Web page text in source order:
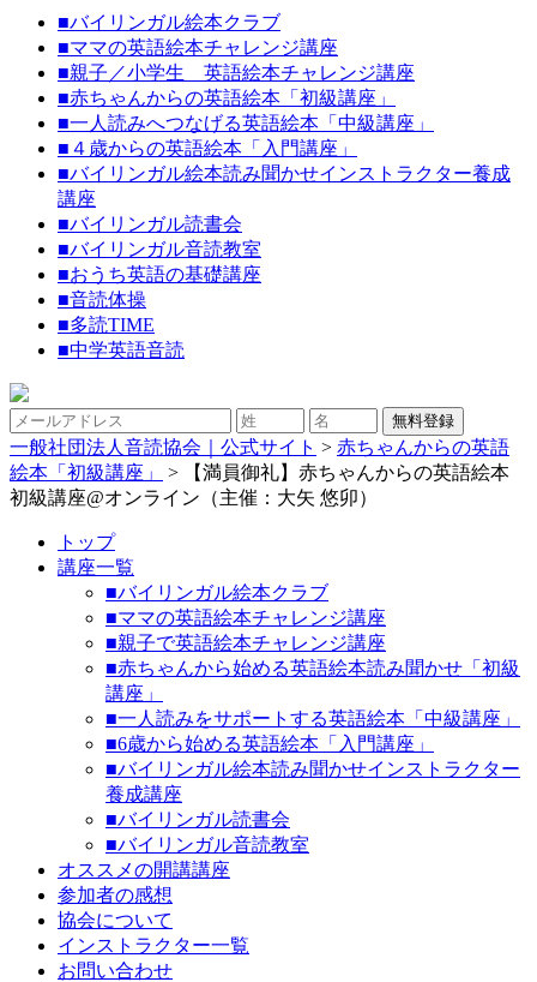
■バイリンガル絵本クラブ
■ママの英語絵本チャレンジ講座
■親子／小学生 英語絵本チャレンジ講座
■赤ちゃんからの英語絵本「初級講座」
■一人読みへつなげる英語絵本「中級講座」
■ ４歳からの英語絵本「入門講座」
■バイリンガル絵本読み聞かせインストラクター養成
講座
■バイリンガル読書会
■バイリンガル音読教室
■おうち英語の基礎講座
■音読体操
■多読TIME
■中学英語音読
一般社団法人音読協会｜公式サイト > 赤ちゃんからの英語
絵本「初級講座」
>
【満員御礼】赤ちゃんからの英語絵本
初級講座@オンライン（主催：大矢 悠卯）
トップ
講座一覧
■バイリンガル絵本クラブ
■ママの英語絵本チャレンジ講座
■親子で英語絵本チャレンジ講座
■赤ちゃんから始める英語絵本読み聞かせ「初級
講座」
■一人読みをサポートする英語絵本「中級講座」
■6歳から始める英語絵本「入門講座」
■バイリンガル絵本読み聞かせインストラクター
養成講座
■バイリンガル読書会
■バイリンガル音読教室
オススメの開講講座
参加者の感想
協会について
インストラクター一覧
お問い合わせ